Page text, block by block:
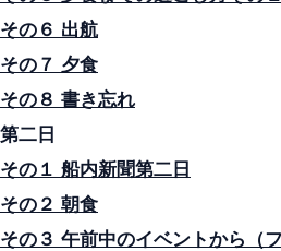
その６ 出航
その７ 夕食
その８ 書き忘れ
第二日
その１ 船内新聞第二日
その２ 朝食
その３ 午前中のイベントから（